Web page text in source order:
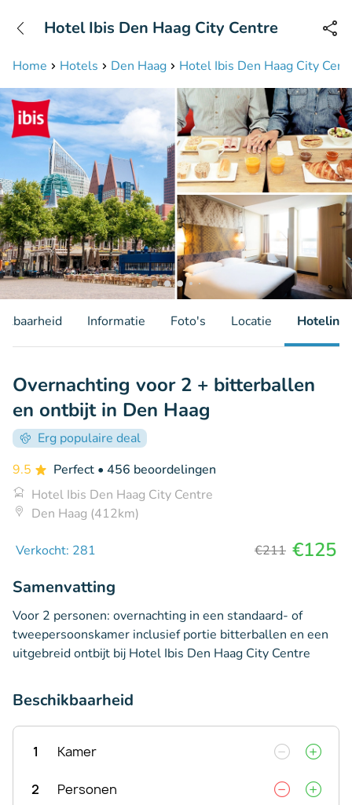
Bereikbaar tot 23:00 uur
Home Hotels Den Haag Hotel Ibis Den Haag City
Hotel Ibis Den Haag City Centre
Informatie Foto's Locatie Hotelinfo
Overnachting voor 2 + bitterballen
en ontbijt in Den Haag
Erg populaire deal
9.5
Perfect • 456 beoordelingen
Hotel Ibis Den Haag City Centre
Den Haag (412km)
Verkocht: 281 €211 €125
Samenvatting
Voor 2 personen: overnachting in een standaard- of
tweepersoonskamer inclusief portie bitterballen en een
uitgebreid ontbijt bij Hotel Ibis Den Haag City Centre
Beschikbaarheid
1 Kamer
2 Personen